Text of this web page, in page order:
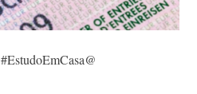
#EstudoEmCasa@